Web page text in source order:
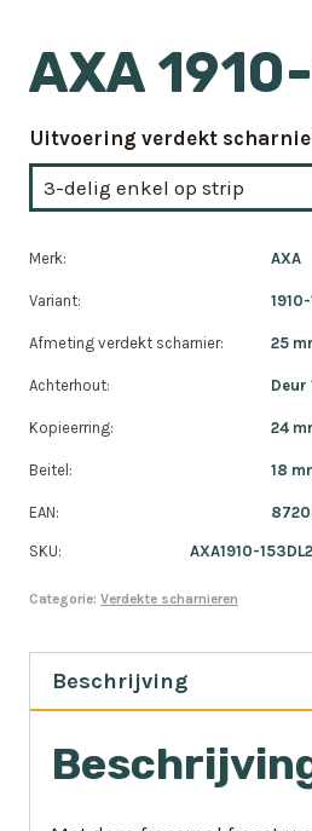
AXA
Uitvoering verdekt
Merk: AXA
Variant:
Afmeting verdekt scharnier: 25
Achterhout: Deur
Kopieerring: 24
Beitel: 18
EAN:
SKU: AXA1910-
Categorie: Verdekte scharnieren
Beschrijving